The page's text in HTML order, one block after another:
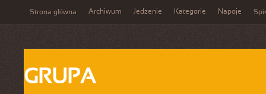
Strona główna Archiwum Jedzenie Kategorie Napoje
GRUPA